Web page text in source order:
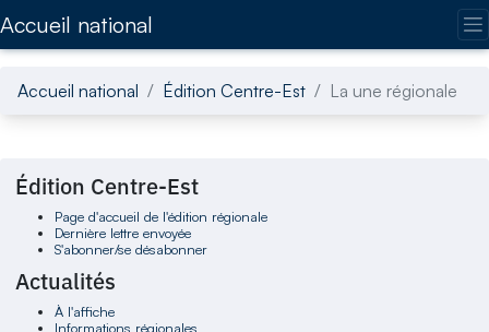
Accueil national
Accueil national Édition Centre-Est La une régionale
Édition Centre-Est
Page d'accueil de l'édition régionale
Dernière lettre envoyée
S'abonner/se désabonner
Actualités
À l'affiche
Informations régionales